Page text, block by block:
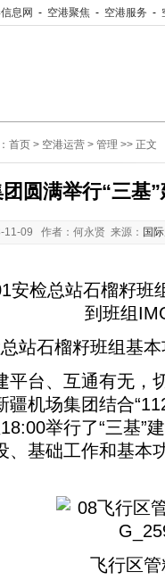
息网 - 空港聚焦 - 空港服务 -
首页 > 空港运营 > 管理 >> 正文
圆满举行“三基
11-09 作者：何永贤 来源： 国
站石榴籽班组基
台、互通有无，
疆机场集团结合
举行了“三基”
、基础工作和基本
飞行区